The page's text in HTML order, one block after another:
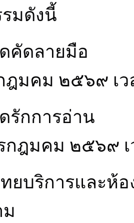
มดังนี้
คัดลายมือ
ฎมคม ๒๕๖๙ เ
รักการอ่าน
กฎมคม ๒๕๖๙
ยบริการและห้